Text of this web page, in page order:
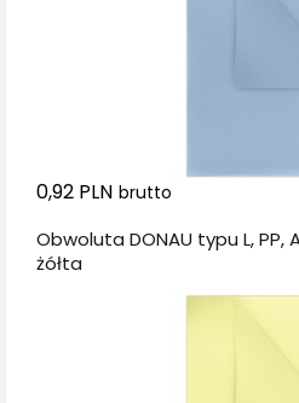
0,92 PLN brutto
Obwoluta DONAU typu L, PP,
żółta